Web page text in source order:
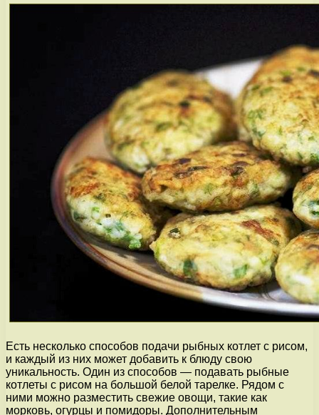
Есть несколько способов подачи рыбных котлет с рисом,
и каждый из них может добавить к блюду свою
уникальность. Один из способов — подавать рыбные
котлеты с рисом на большой белой тарелке. Рядом с
ними можно разместить свежие овощи, такие как
морковь, огурцы и помидоры. Дополнительным